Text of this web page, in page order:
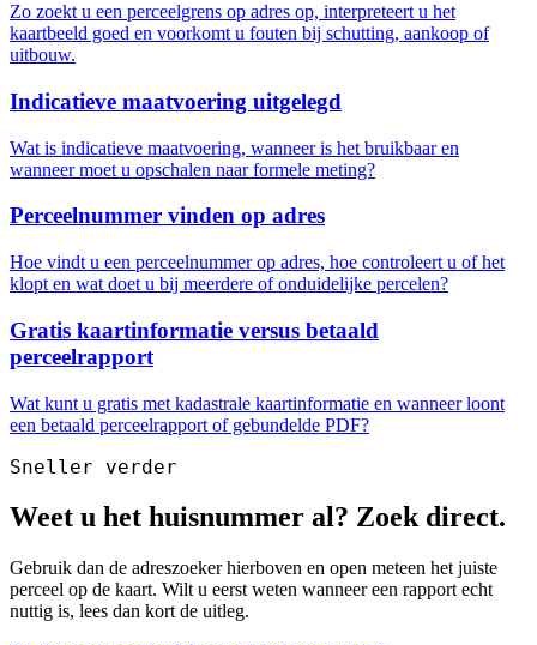
Zo zoekt u een perceelgrens op adres op, interpreteert u het
kaartbeeld goed en voorkomt u fouten bij schutting, aankoop of
uitbouw.
Indicatieve maatvoering uitgelegd
Wat is indicatieve maatvoering, wanneer is het bruikbaar en
wanneer moet u opschalen naar formele meting?
Perceelnummer vinden op adres
Hoe vindt u een perceelnummer op adres, hoe controleert u of het
klopt en wat doet u bij meerdere of onduidelijke percelen?
Gratis kaartinformatie versus betaald
perceelrapport
Wat kunt u gratis met kadastrale kaartinformatie en wanneer loont
een betaald perceelrapport of gebundelde PDF?
Sneller verder
Weet u het huisnummer al? Zoek direct.
Gebruik dan de adreszoeker hierboven en open meteen het juiste
perceel op de kaart. Wilt u eerst weten wanneer een rapport echt
nuttig is, lees dan kort de uitleg.